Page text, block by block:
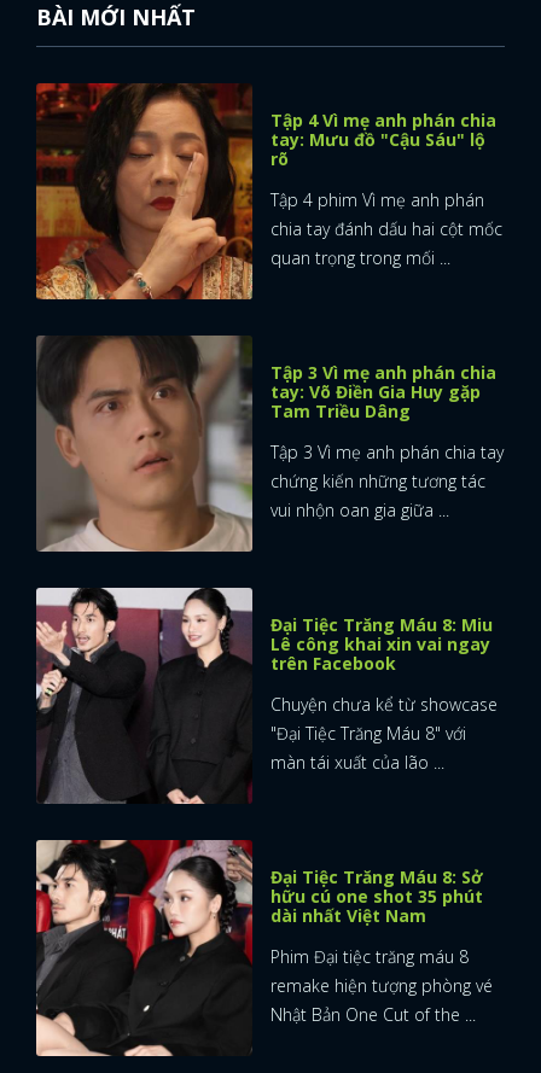
BÀI MỚI NHẤT
Tập 4 Vì mẹ anh phán chia
tay: Mưu đồ "Cậu Sáu" lộ
rõ
Tập 4 phim Vì mẹ anh phán
chia tay đánh dấu hai cột mốc
quan trọng trong mối ...
Tập 3 Vì mẹ anh phán chia
tay: Võ Điền Gia Huy gặp
Tam Triều Dâng
Tập 3 Vì mẹ anh phán chia tay
chứng kiến những tương tác
vui nhộn oan gia giữa ...
Đại Tiệc Trăng Máu 8: Miu
Lê công khai xin vai ngay
trên Facebook
Chuyện chưa kể từ showcase
"Đại Tiệc Trăng Máu 8" với
màn tái xuất của lão ...
Đại Tiệc Trăng Máu 8: Sở
hữu cú one shot 35 phút
dài nhất Việt Nam
Phim Đại tiệc trăng máu 8
remake hiện tượng phòng vé
Nhật Bản One Cut of the ...